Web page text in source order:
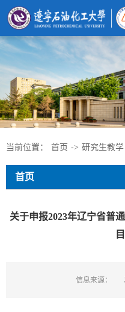
当前位置： 首页 -> 研究生教学
首页
关于申报2023年辽宁省普
信息来源：